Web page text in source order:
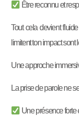
Être reconnu et
Tout cela devient
limitent ton impact sont
Une approche
La prise de parole ne
Une présence forte